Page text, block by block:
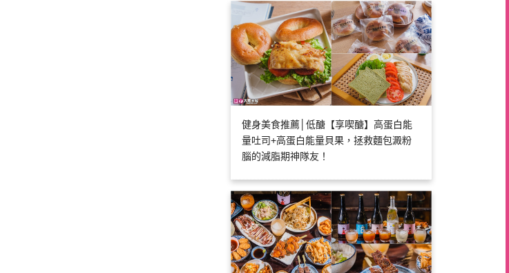
健身美食推薦│低醣【享喫醣】高蛋白能
量吐司+高蛋白能量貝果，拯救麵包澱粉
腦的減脂期神隊友！